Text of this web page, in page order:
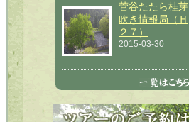
菅谷たたら桂芽
吹き情報局（Ｈ
２７）
2015-03-30